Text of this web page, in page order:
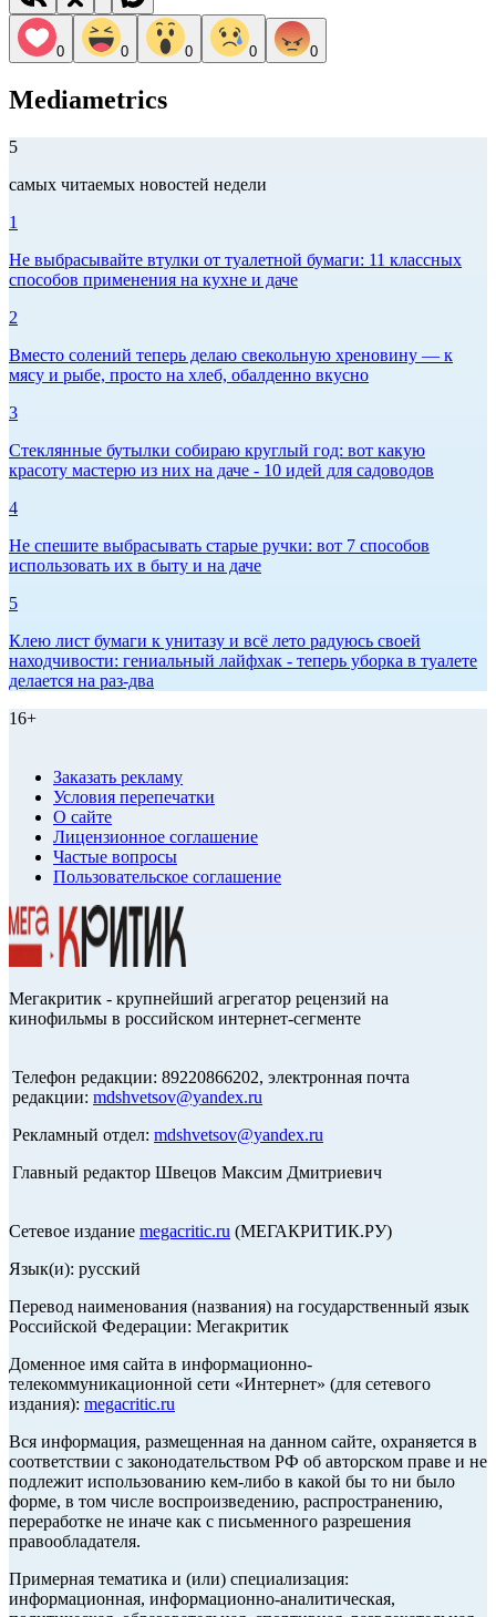
0 0 0 0 0
Mediametrics
5
самых читаемых новостей недели
1
Не выбрасывайте втулки от туалетной бумаги: 11 классных
способов применения на кухне и даче
2
Вместо солений теперь делаю свекольную хреновину — к
мясу и рыбе, просто на хлеб, обалденно вкусно
3
Стеклянные бутылки собираю круглый год: вот какую
красоту мастерю из них на даче - 10 идей для садоводов
4
Не спешите выбрасывать старые ручки: вот 7 способов
использовать их в быту и на даче
5
Клею лист бумаги к унитазу и всё лето радуюсь своей
находчивости: гениальный лайфхак - теперь уборка в туалете
делается на раз-два
16+
Заказать рекламу
Условия перепечатки
О сайте
Лицензионное соглашение
Частые вопросы
Пользовательское соглашение
Мегакритик - крупнейший агрегатор рецензий на
кинофильмы в российском интернет-сегменте
Телефон редакции: 89220866202, электронная почта
редакции: mdshvetsov@yandex.ru
Рекламный отдел: mdshvetsov@yandex.ru
Главный редактор Швецов Максим Дмитриевич
Сетевое издание megacritic.ru (МЕГАКРИТИК.РУ)
Язык(и): русский
Перевод наименования (названия) на государственный язык
Российской Федерации: Мегакритик
Доменное имя сайта в информационно-
телекоммуникационной сети «Интернет» (для сетевого
издания): megacritic.ru
Вся информация, размещенная на данном сайте, охраняется в
соответствии с законодательством РФ об авторском праве и не
подлежит использованию кем-либо в какой бы то ни было
форме, в том числе воспроизведению, распространению,
переработке не иначе как с письменного разрешения
правообладателя.
Примерная тематика и (или) специализация:
информационная, информационно-аналитическая,